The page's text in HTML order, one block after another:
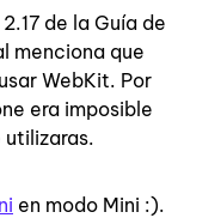
de la Guía de
menciona que
WebKit. Por
era imposible
utilizaras.
en modo Mini :).